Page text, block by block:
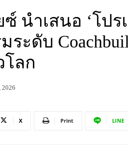
นำเสนอ ‘โปร
ระดับ
โลก
2026
X Print LINE